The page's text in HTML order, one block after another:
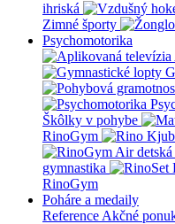
ihriská
Zimné športy
Psychomotorika
Škôlky v pohybe
RinoGym
gymnastika
RinoGym
Poháre a medaily
Reference Akčné